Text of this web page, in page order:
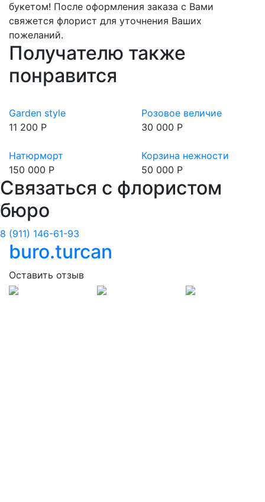
букетом! После оформления заказа с Вами
свяжется флорист для уточнения Ваших
пожеланий.
Получателю также
понравится
Garden style
11 200 Р
Розовое величие
30 000 Р
Натюрморт
150 000 Р
Корзина нежности
50 000 Р
Связаться с флористом
бюро
8 (911) 146-61-93
buro.turcan
Оставить отзыв